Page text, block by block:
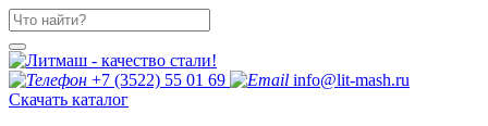
+7 (3522) 55 01 69
info@lit-mash.ru
Скачать каталог